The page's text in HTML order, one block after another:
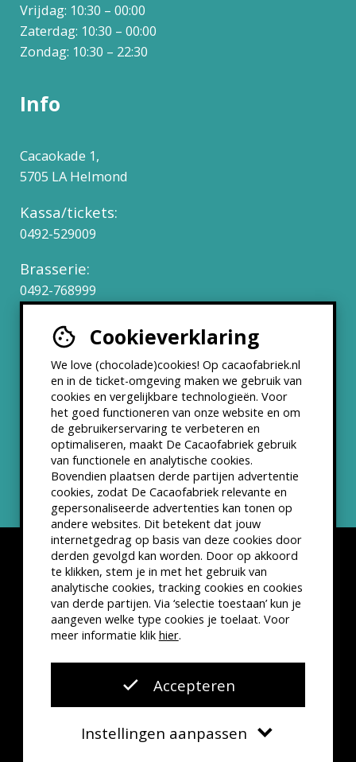
Cookieverklaring
We love (chocolade)cookies! Op cacaofabriek.nl
en in de ticket-omgeving maken we gebruik van
cookies en vergelijkbare technologieën. Voor
het goed functioneren van onze website en om
de gebruikerservaring te verbeteren en
optimaliseren, maakt De Cacaofabriek gebruik
van functionele en analytische cookies.
Bovendien plaatsen derde partijen advertentie
cookies, zodat De Cacaofabriek relevante en
gepersonaliseerde advertenties kan tonen op
andere websites. Dit betekent dat jouw
internetgedrag op basis van deze cookies door
derden gevolgd kan worden. Door op akkoord
te klikken, stem je in met het gebruik van
analytische cookies, tracking cookies en cookies
van derde partijen. Via ‘selectie toestaan’ kun je
aangeven welke type cookies je toelaat. Voor
meer informatie klik hier.
Accepteren
Instellingen aanpassen
Vrijdag: 10:30 – 00:00
Zaterdag: 10:30 – 00:00
Zondag: 10:30 – 22:30
Info
Cacaokade 1,
5705 LA Helmond
Kassa/tickets:
0492-529009
Brasserie:
0492-768999
Werken bij
Partners & Samenwerkingen
ANBI status
Nieuwsbrief
Disclaimer Privacyverklaring
Kleine lettertjes
VSCD Bezoekersvoorwaarden
Website doorThe Cre8ion.Lab